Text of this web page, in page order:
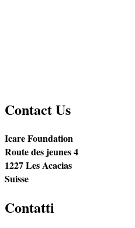
Contact Us
Icare Foundation
Route des jeunes 4
1227 Les Acacias
Suisse
Contatti